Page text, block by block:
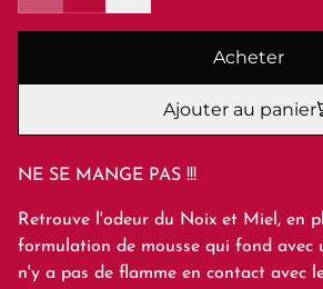
Acheter
Ajouter au panier
NE SE MANGE PAS !!!
Retrouve l'odeur du Noix et Miel, en
formulation de mousse qui fond avec
n'y a pas de flamme en contact avec